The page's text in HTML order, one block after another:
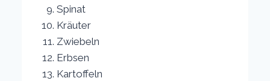
Spinat
Kräuter
Zwiebeln
Erbsen
Kartoffeln